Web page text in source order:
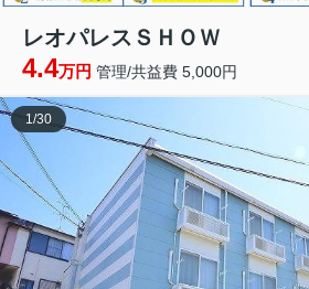
レオパレスＳＨＯＷ
4.4万円 管理/共益費 5,000円
1/30